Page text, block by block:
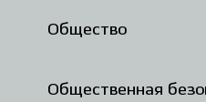
Общество
Общественная